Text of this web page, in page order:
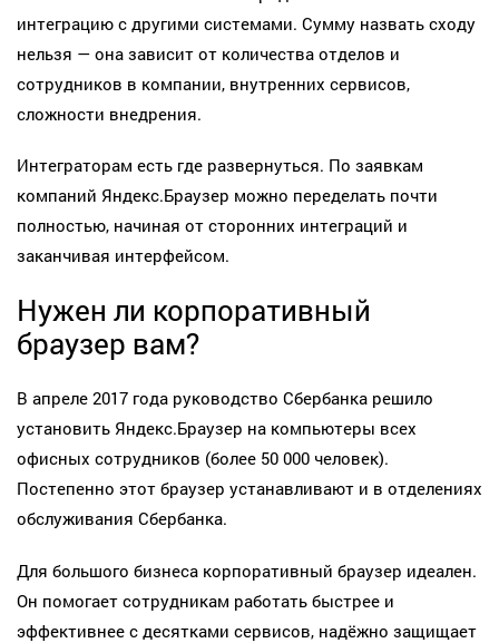
интеграцию с другими системами. Сумму назвать сходу
нельзя — она зависит от количества отделов и
сотрудников в компании, внутренних сервисов,
сложности внедрения.
Интеграторам есть где развернуться. По заявкам
компаний Яндекс.Браузер можно переделать почти
полностью, начиная от сторонних интеграций и
заканчивая интерфейсом.
Нужен ли корпоративный
браузер вам?
В апреле 2017 года руководство Сбербанка решило
установить Яндекс.Браузер на компьютеры всех
офисных сотрудников (более 50 000 человек).
Постепенно этот браузер устанавливают и в отделениях
обслуживания Сбербанка.
Для большого бизнеса корпоративный браузер идеален.
Он помогает сотрудникам работать быстрее и
эффективнее с десятками сервисов, надёжно защищает